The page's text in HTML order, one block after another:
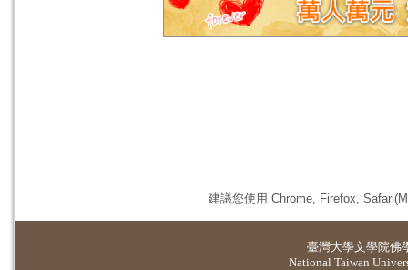
建議您使用 Chrome, Firefox,
臺灣大學文學院佛
National Taiwan